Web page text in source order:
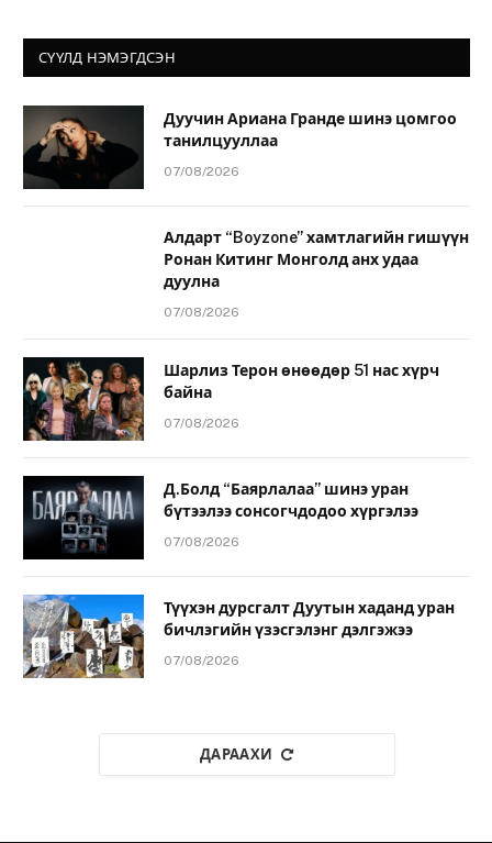
СҮҮЛД НЭМЭГДСЭН
Дуучин Ариана Гранде шинэ цомгоо
танилцууллаа
07/08/2026
Алдарт “Boyzone” хамтлагийн гишүүн
Ронан Китинг Монголд анх удаа
дуулна
07/08/2026
Шарлиз Терон өнөөдөр 51 нас хүрч
байна
07/08/2026
Д.Болд “Баярлалаа” шинэ уран
бүтээлээ сонсогчдодоо хүргэлээ
07/08/2026
Түүхэн дурсгалт Дуутын хаданд уран
бичлэгийн үзэсгэлэнг дэлгэжээ
07/08/2026
ДАРААХИ